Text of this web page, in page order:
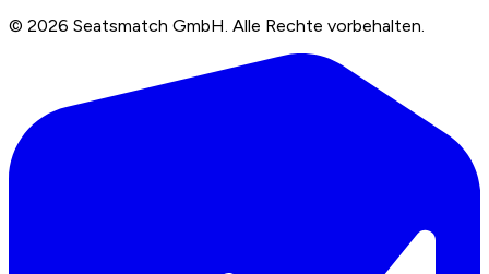
© 2026 Seatsmatch GmbH. Alle Rechte vorbehalten.